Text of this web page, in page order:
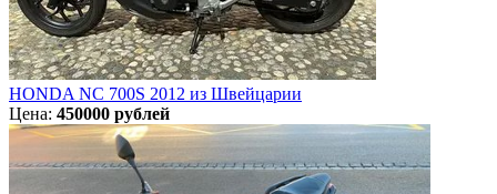
HONDA NC 700S 2012 из Швейцарии
Цена: 450000 рублей